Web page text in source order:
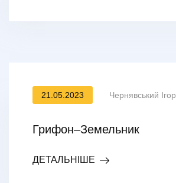
21.05.2023 Чернявський Ігор
Грифон–Земельник
ДЕТАЛЬНІШЕ